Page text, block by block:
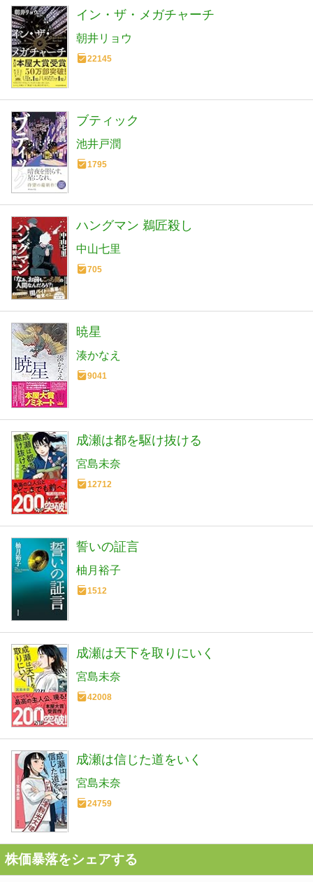
イン・ザ・メガチャーチ
朝井リョウ
22145
ブティック
池井戸潤
1795
ハングマン 鵜匠殺し
中山七里
705
暁星
湊かなえ
9041
成瀬は都を駆け抜ける
宮島未奈
12712
誓いの証言
柚月裕子
1512
成瀬は天下を取りにいく
宮島未奈
42008
成瀬は信じた道をいく
宮島未奈
24759
株価暴落をシェアする